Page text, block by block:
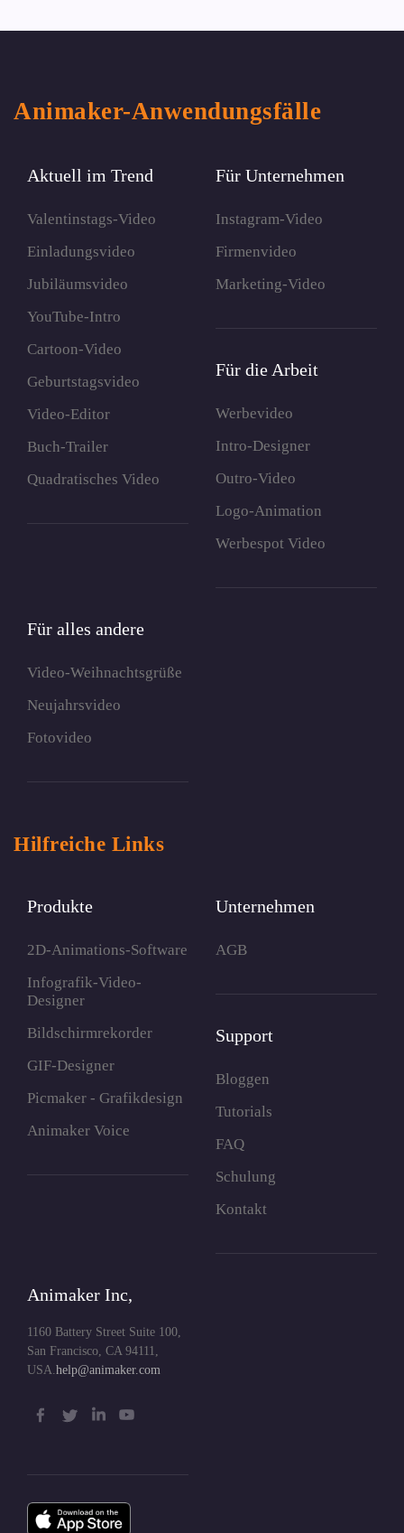
Animaker-Anwendungsfälle
Aktuell im Trend
Valentinstags-Video
Einladungsvideo
Jubiläumsvideo
YouTube-Intro
Cartoon-Video
Geburtstagsvideo
Video-Editor
Buch-Trailer
Quadratisches Video
Für Unternehmen
Instagram-Video
Firmenvideo
Marketing-Video
Für die Arbeit
Werbevideo
Intro-Designer
Outro-Video
Logo-Animation
Werbespot Video
Für alles andere
Video-Weihnachtsgrüße
Neujahrsvideo
Fotovideo
Hilfreiche Links
Produkte
2D-Animations-Software
Infografik-Video-
Designer
Bildschirmrekorder
GIF-Designer
Picmaker - Grafikdesign
Animaker Voice
Unternehmen
AGB
Support
Bloggen
Tutorials
FAQ
Schulung
Kontakt
Animaker Inc,
1160 Battery Street Suite 100,
San Francisco, CA 94111,
USA. help@animaker.com